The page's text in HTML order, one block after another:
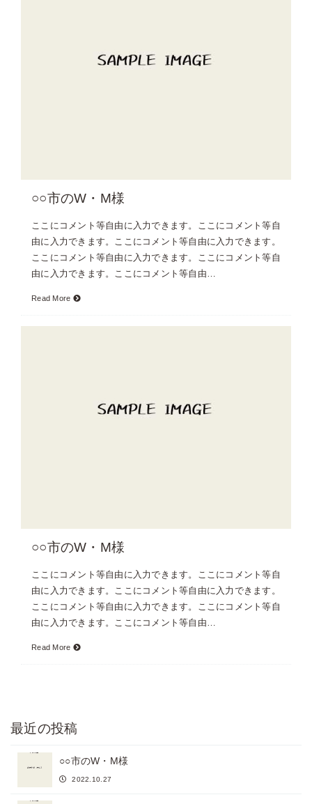
○○市のW・M様
ここにコメント等自由に入力できます。ここにコメント等自
由に入力できます。ここにコメント等自由に入力できます。
ここにコメント等自由に入力できます。ここにコメント等自
由に入力できます。ここにコメント等自由…
Read More
○○市のW・M様
ここにコメント等自由に入力できます。ここにコメント等自
由に入力できます。ここにコメント等自由に入力できます。
ここにコメント等自由に入力できます。ここにコメント等自
由に入力できます。ここにコメント等自由…
Read More
最近の投稿
○○市のW・M様
2022.10.27